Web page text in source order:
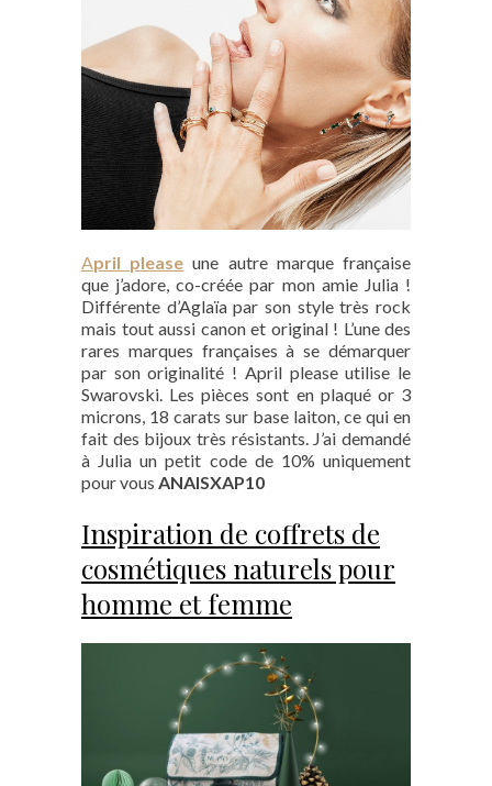
April please une autre marque française
que j’adore, co-créée par mon amie Julia !
Différente d’Aglaïa par son style très rock
mais tout aussi canon et original ! L’une des
rares marques françaises à se démarquer
par son originalité ! April please utilise le
Swarovski. Les pièces sont en plaqué or 3
microns, 18 carats sur base laiton, ce qui en
fait des bijoux très résistants. J’ai demandé
à Julia un petit code de 10% uniquement
pour vous ANAISXAP10
Inspiration de coffrets de
cosmétiques naturels pour
homme et femme